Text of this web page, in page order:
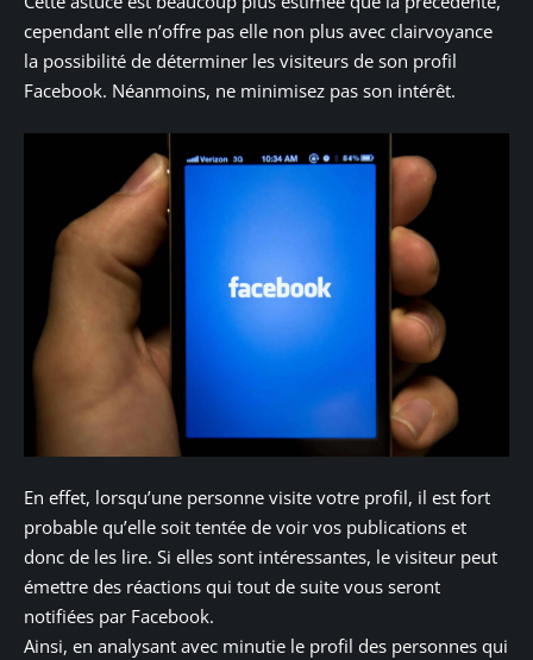
cependant elle n’offre pas elle non plus avec clairvoyance
la possibilité de déterminer les visiteurs de son profil
Facebook. Néanmoins, ne minimisez pas son intérêt.
En effet, lorsqu’une personne visite votre profil, il est fort
probable qu’elle soit tentée de voir vos publications et
donc de les lire. Si elles sont intéressantes, le visiteur peut
émettre des réactions qui tout de suite vous seront
notifiées par Facebook.
Ainsi, en analysant avec minutie le profil des personnes qui